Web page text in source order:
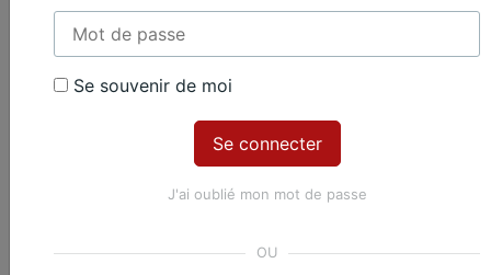
Violoncelle Piano Violoncelle et piano
Cornélis Liégeois
Violoncelle Piano Violoncelle et piano
Cornélis Liégeois
Se souvenir de moi
J'ai oublié mon mot de passe